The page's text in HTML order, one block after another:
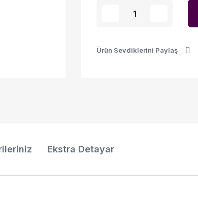
Ürün Sevdiklerini Paylaş
Ekstra Detayar